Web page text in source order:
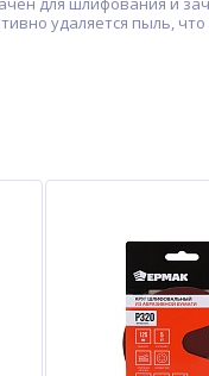
удаляется пыль,